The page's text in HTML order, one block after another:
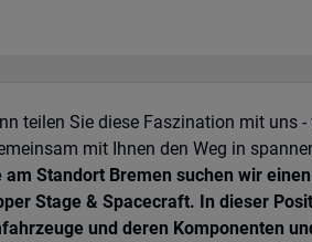
teilen Sie diese Faszination mit uns
mit Ihnen den Weg in
Standort Bremen suchen wir
Stage & Spacecraft. In dieser
und deren Komponenten